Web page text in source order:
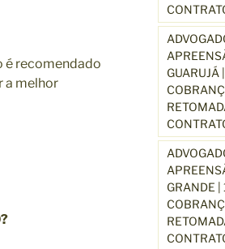
é recomendado
a melhor
GUARUJÁ
GRANDE |